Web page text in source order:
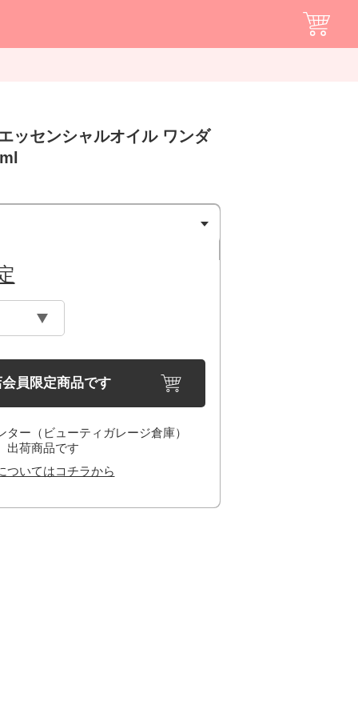
ッセンシャルオイル ワンダ
員限定商品です
ター（ビューティガレージ倉庫）
出荷商品です
ついてはコチラから